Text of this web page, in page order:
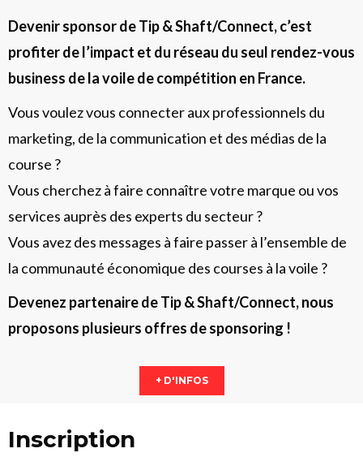
Devenir sponsor de Tip & Shaft/Connect, c’est
profiter de l’impact et du réseau du seul rendez-vous
business de la voile de compétition en France.
Vous voulez vous connecter aux professionnels du
marketing, de la communication et des médias de la
course ?
Vous cherchez à faire connaître votre marque ou vos
services auprès des experts du secteur ?
Vous avez des messages à faire passer à l’ensemble de
la communauté économique des courses à la voile ?
Devenez partenaire de Tip & Shaft/Connect, nous
proposons plusieurs offres de sponsoring !
+ D'INFOS
Inscription